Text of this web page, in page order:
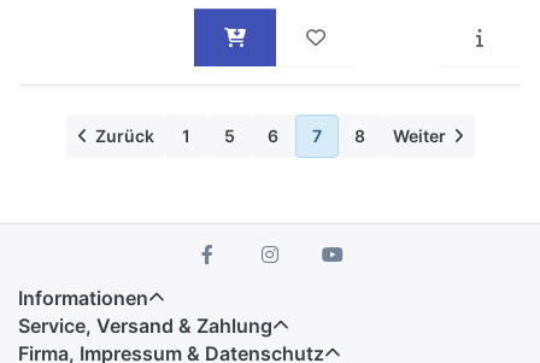
Zurück 1 5 6 7 8 Weiter
Informationen
Service, Versand & Zahlung
Firma, Impressum & Datenschutz